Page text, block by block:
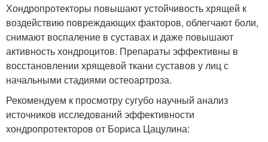
Хондропротекторы повышают устойчивость хрящей к
воздействию повреждающих факторов, облегчают боли,
снимают воспаление в суставах и даже повышают
активность хондроцитов. Препараты эффективны в
восстановлении хрящевой ткани суставов у лиц с
начальными стадиями остеоартроза.
Рекомендуем к просмотру сугубо научный анализ
источников исследований эффективности
хондропротекторов от Бориса Цацулина: